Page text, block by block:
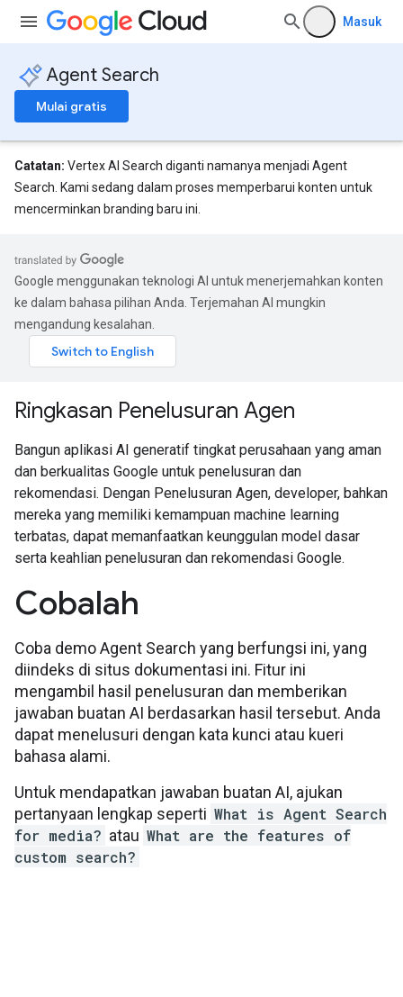
Masuk
Agent Search
Mulai gratis
Catatan: Vertex AI Search diganti namanya menjadi Agent
Search. Kami sedang dalam proses memperbarui konten untuk
mencerminkan branding baru ini.
Google menggunakan teknologi AI untuk menerjemahkan konten
ke dalam bahasa pilihan Anda. Terjemahan AI mungkin
mengandung kesalahan.
Ringkasan Penelusuran Agen
Bangun aplikasi AI generatif tingkat perusahaan yang aman
dan berkualitas Google untuk penelusuran dan
rekomendasi. Dengan Penelusuran Agen, developer, bahkan
mereka yang memiliki kemampuan machine learning
terbatas, dapat memanfaatkan keunggulan model dasar
serta keahlian penelusuran dan rekomendasi Google.
Cobalah
Coba demo Agent Search yang berfungsi ini, yang
diindeks di situs dokumentasi ini. Fitur ini
mengambil hasil penelusuran dan memberikan
jawaban buatan AI berdasarkan hasil tersebut. Anda
dapat menelusuri dengan kata kunci atau kueri
bahasa alami.
Untuk mendapatkan jawaban buatan AI, ajukan
pertanyaan lengkap seperti What is Agent Search
for media? atau What are the features of
custom search?